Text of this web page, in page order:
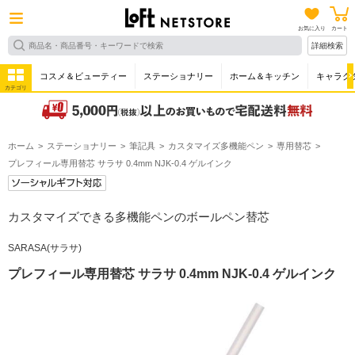
お気に入り カート
詳細検索
カテゴリ
コスメ＆ビューティー ステーショナリー ホーム＆キッチン キャラク
ホーム ステーショナリー 筆記具 カスタマイズ多機能ペン
専用替芯
プレフィール専用替芯 サラサ 0.4mm NJK-0.4 ゲルインク
カスタマイズできる多機能ペンのボールペン替芯
SARASA(サラサ)
プレフィール専用替芯 サラサ 0.4mm NJK-0.4 ゲルインク